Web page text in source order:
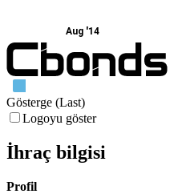
Aug '14
Gösterge (Last)
Logoyu göster
İhraç bilgisi
Profil